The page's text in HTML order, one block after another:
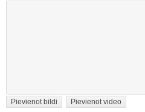
Pievienot bildi Pievienot video